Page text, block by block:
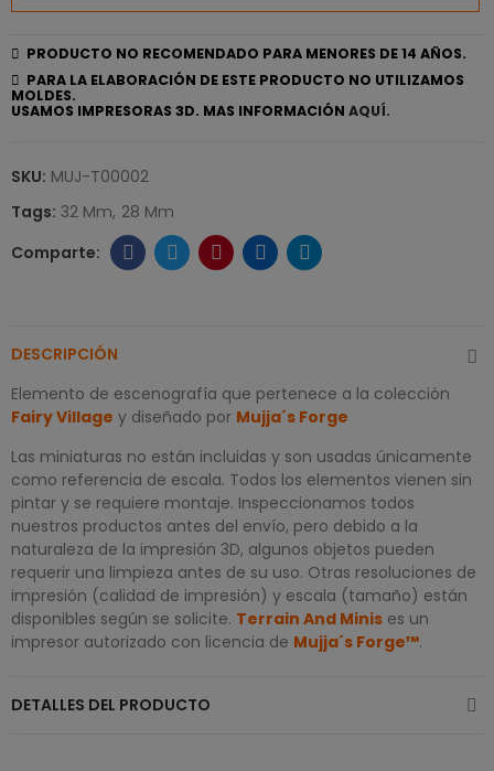
PRODUCTO NO RECOMENDADO PARA MENORES DE 14 AÑOS.
PARA LA ELABORACIÓN DE ESTE PRODUCTO NO UTILIZAMOS
MOLDES.
USAMOS IMPRESORAS 3D. MAS INFORMACIÓN AQUÍ.
SKU: MUJ-T00002
Tags: 32 Mm 28 Mm
DESCRIPCIÓN
Elemento de escenografía que pertenece a la colección
Fairy Village y diseñado por Mujja´s Forge
Las miniaturas no están incluidas y son usadas únicamente
como referencia de escala. Todos los elementos vienen sin
pintar y se requiere montaje. Inspeccionamos todos
nuestros productos antes del envío, pero debido a la
naturaleza de la impresión 3D, algunos objetos pueden
requerir una limpieza antes de su uso. Otras resoluciones de
impresión (calidad de impresión) y escala (tamaño) están
disponibles según se solicite. Terrain And Minis es un
impresor autorizado con licencia de Mujja´s Forge™.
DETALLES DEL PRODUCTO